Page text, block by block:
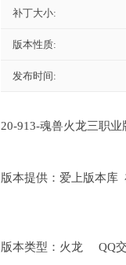
补丁大小:
版本性质:
发布时间:
20-913-魂兽火龙三职
版本提供：爱上版本库
版本类型：火龙 QQ